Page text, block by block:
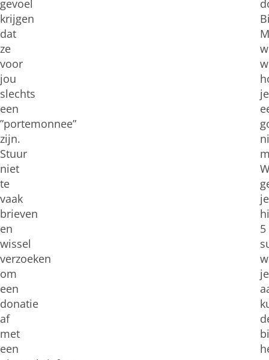
gevoel
krijgen
dat
ze
voor
jou
slechts
een
”portemonnee”
zijn.
Stuur
niet
te
vaak
brieven
en
wissel
verzoeken
om
een
donatie
af
met
een
je
je
5
je